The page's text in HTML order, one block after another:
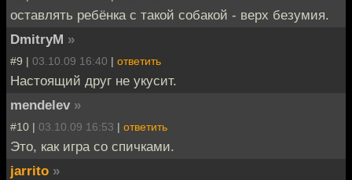
оставлять ребёнка с такой собакой - верх безумия.
DmitryM »
#9 | 03.10.09 16:40 | ответить
Настоящий друг не укусит.
mendelev »
#10 | 03.10.09 16:53 | ответить
Это, как игра со спичками.
jarrito »